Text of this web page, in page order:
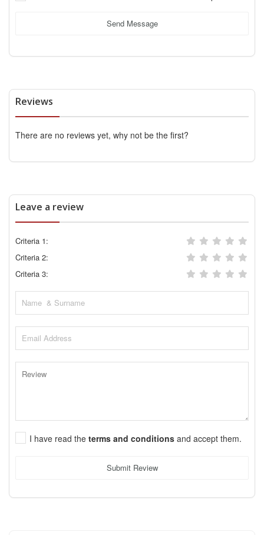
Send Message
Reviews
There are no reviews yet, why not be the first?
Leave a review
Criteria 1:
Criteria 2:
Criteria 3:
I have read the terms and conditions and accept them.
Submit Review